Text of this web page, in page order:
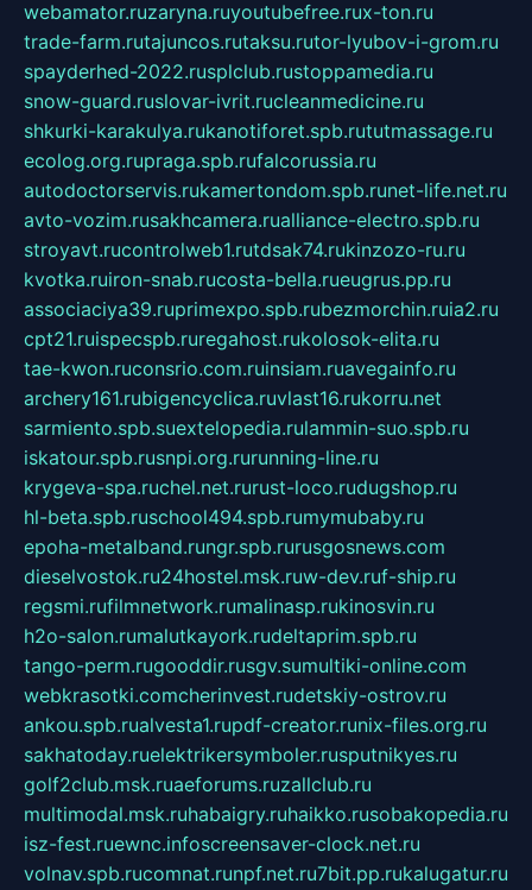
webamator.ruzaryna.ruyoutubefree.rux-ton.ru
trade-farm.rutajuncos.rutaksu.rutor-lyubov-i-grom.ru
spayderhed-2022.rusplclub.rustoppamedia.ru
snow-guard.ruslovar-ivrit.rucleanmedicine.ru
shkurki-karakulya.rukanotiforet.spb.rututmassage.ru
ecolog.org.rupraga.spb.rufalcorussia.ru
autodoctorservis.rukamertondom.spb.runet-life.net.ru
avto-vozim.rusakhcamera.rualliance-electro.spb.ru
stroyavt.rucontrolweb1.rutdsak74.rukinzozo-ru.ru
kvotka.ruiron-snab.rucosta-bella.rueugrus.pp.ru
associaciya39.ruprimexpo.spb.rubezmorchin.ruia2.ru
cpt21.ruispecspb.ruregahost.rukolosok-elita.ru
tae-kwon.ruconsrio.com.ruinsiam.ruavegainfo.ru
archery161.rubigencyclica.ruvlast16.rukorru.net
sarmiento.spb.suextelopedia.rulammin-suo.spb.ru
iskatour.spb.rusnpi.org.rurunning-line.ru
krygeva-spa.ruchel.net.rurust-loco.rudugshop.ru
hl-beta.spb.ruschool494.spb.rumymubaby.ru
epoha-metalband.rungr.spb.rurusgosnews.com
dieselvostok.ru24hostel.msk.ruw-dev.ruf-ship.ru
regsmi.rufilmnetwork.rumalinasp.rukinosvin.ru
h2o-salon.rumalutkayork.rudeltaprim.spb.ru
tango-perm.rugooddir.rusgv.sumultiki-online.com
webkrasotki.comcherinvest.rudetskiy-ostrov.ru
ankou.spb.rualvesta1.rupdf-creator.runix-files.org.ru
sakhatoday.ruelektrikersymboler.rusputnikyes.ru
golf2club.msk.ruaeforums.ruzallclub.ru
multimodal.msk.ruhabaigry.ruhaikko.rusobakopedia.ru
isz-fest.ruewnc.infoscreensaver-clock.net.ru
volnav.spb.rucomnat.runpf.net.ru7bit.pp.rukalugatur.ru